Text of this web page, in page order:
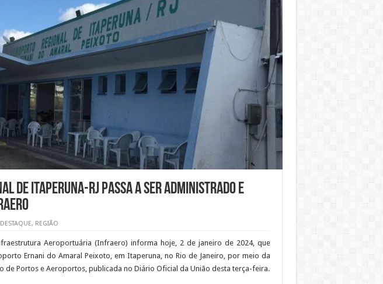
de Itaperuna-RJ passa a ser administrado e
DESTAQUE, REGIÃO
Aeroportuária (Infraero) informa hoje, 2 de janeiro de 2024, que
Ernani do Amaral Peixoto, em Itaperuna, no Rio de Janeiro, por meio da
de Portos e Aeroportos, publicada no Diário Oficial da União desta terça-feira.